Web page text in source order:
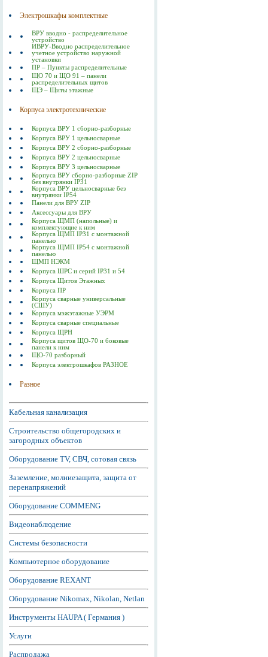
Электрошкафы комплектные
ВРУ вводно - распределительное
устройство
ИВРУ-Вводно распределительное
учетное устройство наружной
установки
ПР – Пункты распределительные
ЩО 70 и ЩО 91 – панели
распределительных щитов
ЩЭ – Щиты этажные
Корпуса электротехнические
Корпуса ВРУ 1 сборно-разборные
Корпуса ВРУ 1 цельносварные
Корпуса ВРУ 2 сборно-разборные
Корпуса ВРУ 2 цельносварные
Корпуса ВРУ 3 цельносварные
Корпуса ВРУ сборно-разборные ZIP
без внутрянки IP31
Корпуса ВРУ цельносварные без
внутрянки IP54
Панели для ВРУ ZIP
Аксессуары для ВРУ
Корпуса ЩМП (напольные) и
комплектующие к ним
Корпуса ЩМП IP31 с монтажной
панелью
Корпуса ЩМП IP54 с монтажной
панелью
ЩМП НЭКМ
Корпуса ШРС и серий IP31 и 54
Корпуса Щитов Этажных
Корпуса ПР
Корпуса сварные универсальные
(СШУ)
Корпуса мэжэтажные УЭРМ
Корпуса сварные специальные
Корпуса ЩРН
Корпуса щитов ЩО-70 и боковые
панели к ним
ЩО-70 разборный
Корпуса электрошкафов РАЗНОЕ
Разное
Кабельная канализация
Строительство общегородских и
загородных объектов
Оборудование TV, СВЧ, сотовая связь
Заземление, молниезащита, защита от
перенапряжений
Оборудование COMMENG
Видеонаблюдение
Системы безопасности
Компьютерное оборудование
Оборудование REXANT
Оборудование Nikomax, Nikolan, Netlan
Инструменты HAUPA ( Германия )
Услуги
Распродажа